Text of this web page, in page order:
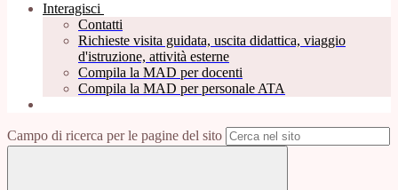
Interagisci
Contatti
Richieste visita guidata, uscita didattica, viaggio
d'istruzione, attività esterne
Compila la MAD per docenti
Compila la MAD per personale ATA
Campo di ricerca per le pagine del sito